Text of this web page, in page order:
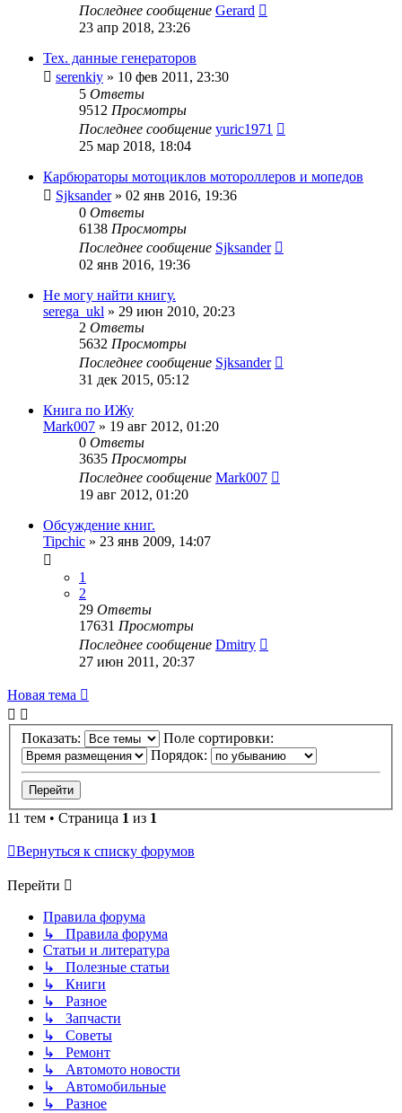
Последнее сообщение Gerard
23 апр 2018, 23:26
Тех. данные генераторов
serenkiy » 10 фев 2011, 23:30
5 Ответы
9512 Просмотры
Последнее сообщение yuric1971
25 мар 2018, 18:04
Карбюраторы мотоциклов мотороллеров и мопедов
Sjksander» 02 янв 2016, 19:36
0 Ответы
6138 Просмотры
Последнее сообщение Sjksander
02 янв 2016, 19:36
Не могу найти книгу.
serega_ukl » 29 июн 2010, 20:23
2 Ответы
5632 Просмотры
Последнее сообщение Sjksander
31 дек 2015, 05:12
Книга по ИЖу
Mark007 » 19 авг 2012, 01:20
0 Ответы
3635 Просмотры
Последнее сообщение Mark007
19 авг 2012, 01:20
Обсуждение книг.
Tipchic » 23 янв 2009, 14:07
1
2
29 Ответы
17631 Просмотры
Последнее сообщение Dmitry
27 июн 2011, 20:37
Новая тема
Показать:
Поле сортировки:
Порядок:
11 тем • Страница 1 из 1
Вернуться к списку форумов
Перейти
Правила форума
↳ Правила форума
Статьи и литература
↳ Полезные статьи
↳ Книги
↳ Разное
↳ Запчасти
↳ Советы
↳ Ремонт
↳ Автомото новости
↳ Автомобильные
↳ Разное